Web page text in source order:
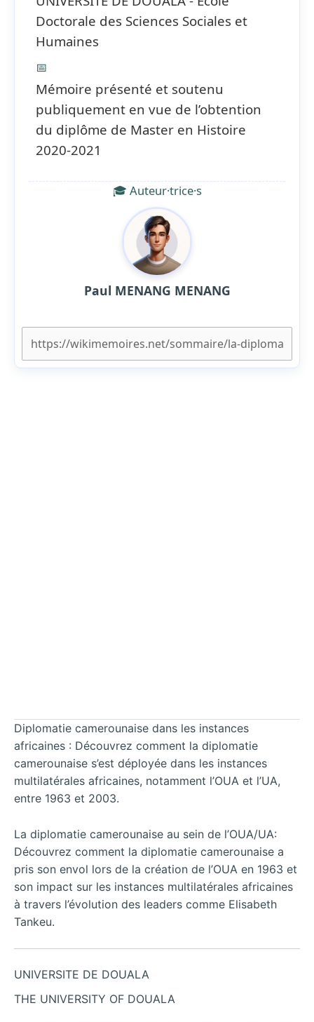
Doctorale des Sciences Sociales et
Humaines
📅
Mémoire présenté et soutenu
publiquement en vue de l’obtention
du diplôme de Master en Histoire
2020-2021
🎓 Auteur·trice·s
Paul MENANG MENANG
Diplomatie camerounaise dans les instances
africaines : Découvrez comment la diplomatie
camerounaise s’est déployée dans les instances
multilatérales africaines, notamment l’OUA et l’UA,
entre 1963 et 2003.
La diplomatie camerounaise au sein de l’OUA/UA:
Découvrez comment la diplomatie camerounaise a
pris son envol lors de la création de l’OUA en 1963 et
son impact sur les instances multilatérales africaines
à travers l’évolution des leaders comme Elisabeth
Tankeu.
UNIVERSITE DE DOUALA
THE UNIVERSITY OF DOUALA